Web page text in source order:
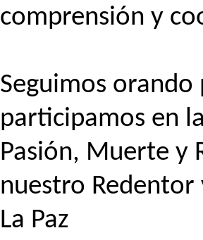
comprensión y
Seguimos
participamos en
Pasión, Muerte y
nuestro Redentor
La Paz